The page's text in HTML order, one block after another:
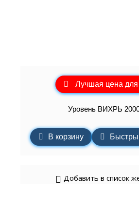
Лучшая цена
Уровень ВИХРЬ
В корзину
Добавить в список